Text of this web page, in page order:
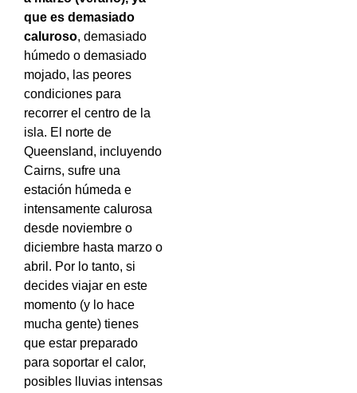
que es demasiado
caluroso, demasiado
húmedo o demasiado
mojado, las peores
condiciones para
recorrer el centro de la
isla. El norte de
Queensland, incluyendo
Cairns, sufre una
estación húmeda e
intensamente calurosa
desde noviembre o
diciembre hasta marzo o
abril. Por lo tanto, si
decides viajar en este
momento (y lo hace
mucha gente) tienes
que estar preparado
para soportar el calor,
posibles lluvias intensas